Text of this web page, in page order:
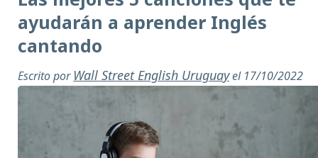
ayudarán a aprender Inglés
cantando
Escrito por Wall Street English Uruguayel 17/10/2022